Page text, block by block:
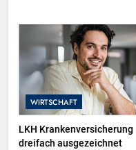
WIRTSCHAFT
LKH Krankenversicherung
dreifach ausgezeichnet